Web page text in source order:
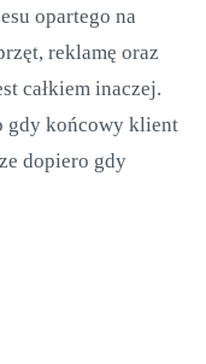
opartego na
reklamę oraz
całkiem inaczej.
gdy końcowy klient
dopiero gdy